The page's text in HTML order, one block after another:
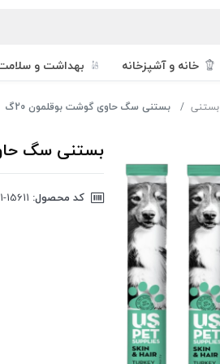
خانه و آشپزخانه بهداشت و
بستنی بستنی سگ حاوی گوشت بوقلمون 20گ
بستنی سگ
کد محصول: